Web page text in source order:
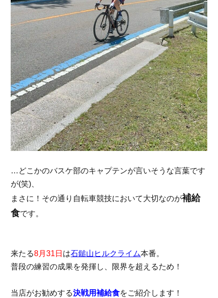
…どこかのバスケ部のキャプテンが言いそうな言葉です
が(笑)、
まさに！その通り自転車競技において大切なのが補給
食です。
来たる8月31日 は石鎚山ヒルクライム本番。
普段の練習の成果を発揮し、限界を超えるため！
当店がお勧めする決戦用補給食をご紹介します！